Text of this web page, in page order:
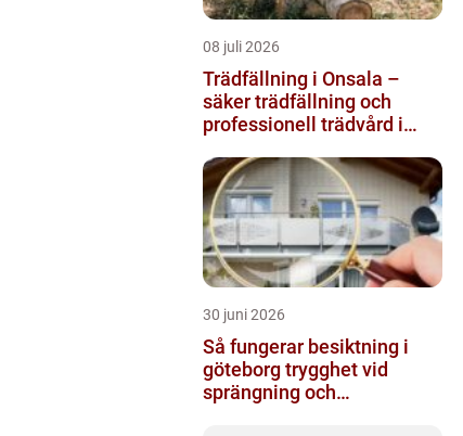
08 juli 2026
Trädfällning i Onsala –
säker trädfällning och
professionell trädvård i
30 juni 2026
Så fungerar besiktning i
göteborg trygghet vid
sprängning och